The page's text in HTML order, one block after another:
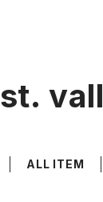
st.
ALL ITEM